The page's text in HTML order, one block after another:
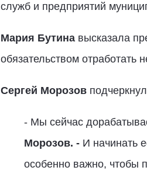
служб и предприятий
Мария Бутинавысказала
обязательством отработать
Сергей Морозов
- Мы сейчас
Морозов. -И начинать
особенно важно, чтобы